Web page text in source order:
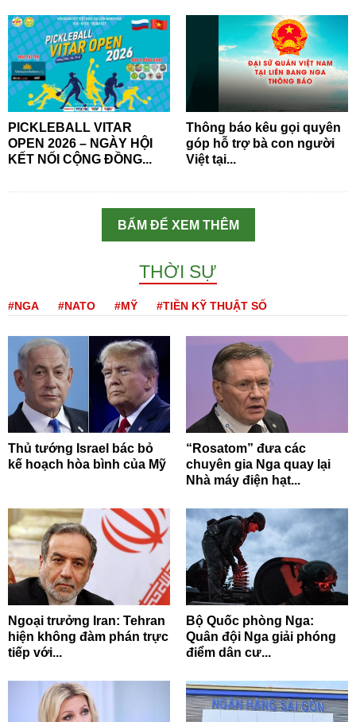
PICKLEBALL VITAR
OPEN 2026 – NGÀY HỘI
KẾT NỐI CỘNG ĐỒNG...
Thông báo kêu gọi quyên
góp hỗ trợ bà con người
Việt tại...
BẤM ĐỂ XEM THÊM
THỜI SỰ
#NGA #NATO #MỸ #TIỀN KỸ THUẬT SỐ
Thủ tướng Israel bác bỏ
kế hoạch hòa bình của Mỹ
“Rosatom” đưa các
chuyên gia Nga quay lại
Nhà máy điện hạt...
Ngoại trưởng Iran: Tehran
hiện không đàm phán trực
tiếp với...
Bộ Quốc phòng Nga:
Quân đội Nga giải phóng
điểm dân cư...